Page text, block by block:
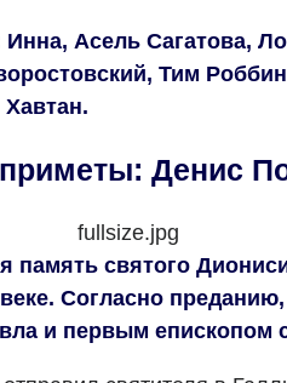
Инна, Асель Сагатова,
Тим
Денис
память святого
Согласно
и первым епископом